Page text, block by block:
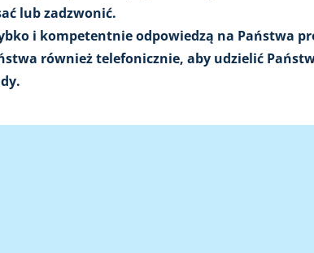
lub zadzwonić.
i kompetentnie odpowiedzą na Państwa
również telefonicznie, aby udzielić